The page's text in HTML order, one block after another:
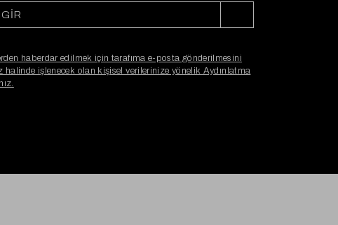
haberdar edilmek için tarafıma e-posta gönderilmesini
halinde işlenecek olan kişisel verilerinize yönelik Aydınlatma